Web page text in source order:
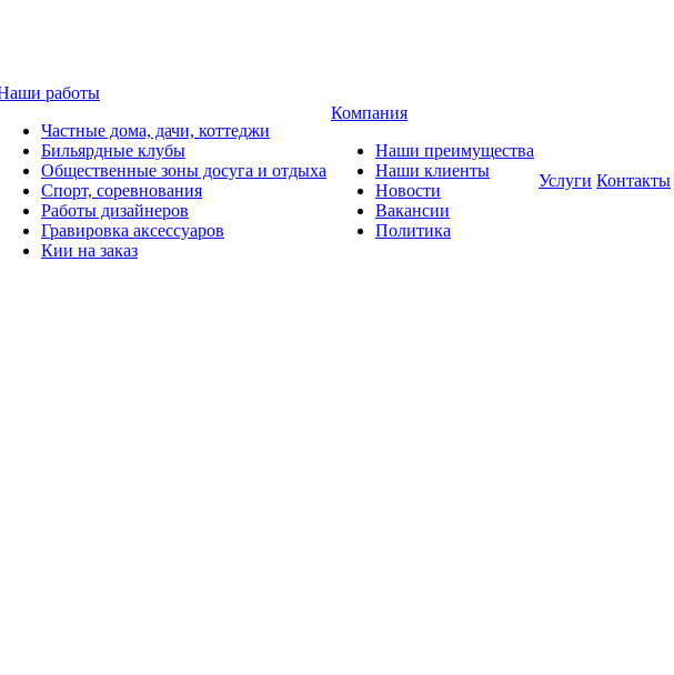
работы
Частные дома, дачи, коттеджи
Бильярдные клубы
Общественные зоны досуга и отдыха
Спорт, соревнования
Работы дизайнеров
Гравировка аксессуаров
Кии на заказ
Компания
Наши преимущества
Наши клиенты
Новости
Вакансии
Политика
Услуги Контакты